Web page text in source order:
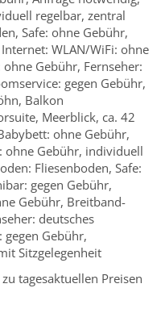
regelbar, zentral
Safe: ohne Gebühr,
WLAN/WiFi: ohne
Gebühr, Fernseher:
gegen Gebühr,
Balkon
Meerblick, ca. 42
ohne Gebühr,
ohne Gebühr, individuell
Fliesenboden, Safe:
gegen Gebühr,
Gebühr, Breitband-
deutsches
gegen Gebühr,
Sitzgelegenheit
tagesaktuellen Preisen